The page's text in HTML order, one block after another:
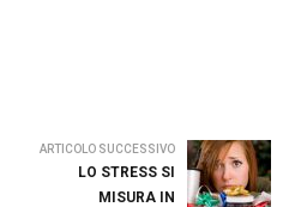
ARTICOLO SUCCESSIVO
LO STRESS SI
MISURA IN